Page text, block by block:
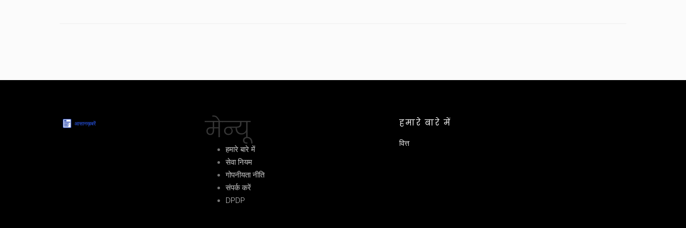
मेन्यू
हमारे बारे में
सेवा नियम
गोपनीयता नीति
संपर्क करें
DPDP
हमारे बारे में
वित्त